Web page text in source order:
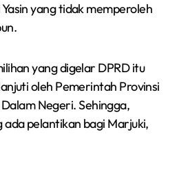
yang tidak memperoleh
yang digelar DPRD itu
oleh Pemerintah Provinsi
Negeri. Sehingga,
ada pelantikan bagi Marjuki,